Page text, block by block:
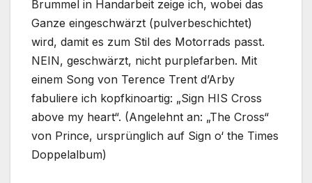
Brummel in Handarbeit zeige ich, wobei das
Ganze eingeschwärzt (pulverbeschichtet)
wird, damit es zum Stil des Motorrads passt.
NEIN, geschwärzt, nicht purplefarben. Mit
einem Song von Terence Trent d’Arby
fabuliere ich kopfkinoartig: „Sign HIS Cross
above my heart“. (Angelehnt an: „The Cross“
von Prince, ursprünglich auf Sign o‘ the Times
Doppelalbum)